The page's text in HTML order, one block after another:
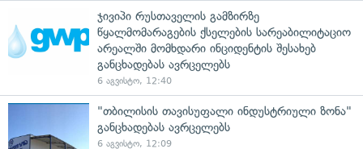
ჯივიპი რუსთაველის გამზირზე
წყალმომარაგების ქსელების სარეაბილიტაციო
არეალში მომხდარი ინციდენტის შესახებ
განცხადებას ავრცელებს
6 აგვისტო, 12:40
"თბილისის თავისუფალი ინდუსტრიული ზონა"
განცხადებას ავრცელებს
6 აგვისტო, 12:09